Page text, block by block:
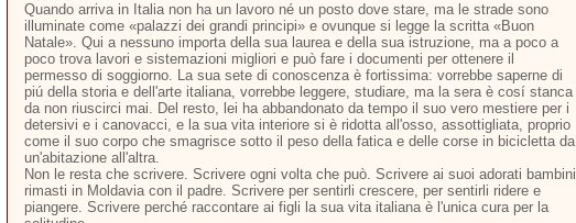
Quando arriva in Italia non ha un lavoro né un posto dove stare, ma le strade sono
illuminate come «palazzi dei grandi principi» e ovunque si legge la scritta «Buon
Natale». Qui a nessuno importa della sua laurea e della sua istruzione, ma a poco a
poco trova lavori e sistemazioni migliori e può fare i documenti per ottenere il
permesso di soggiorno. La sua sete di conoscenza è fortissima: vorrebbe saperne di
piú della storia e dell'arte italiana, vorrebbe leggere, studiare, ma la sera è cosí stanca
da non riuscirci mai. Del resto, lei ha abbandonato da tempo il suo vero mestiere per i
detersivi e i canovacci, e la sua vita interiore si è ridotta all'osso, assottigliata, proprio
come il suo corpo che smagrisce sotto il peso della fatica e delle corse in bicicletta da
un'abitazione all'altra.
Non le resta che scrivere. Scrivere ogni volta che può. Scrivere ai suoi adorati bambini
rimasti in Moldavia con il padre. Scrivere per sentirli crescere, per sentirli ridere e
piangere. Scrivere perché raccontare ai figli la sua vita italiana è l'unica cura per la